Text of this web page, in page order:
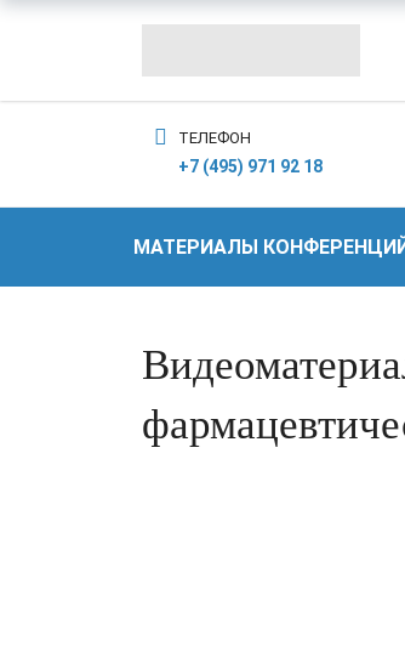
ТЕЛЕФОН
+7 (495) 971 92 18
МАТЕРИАЛЫ